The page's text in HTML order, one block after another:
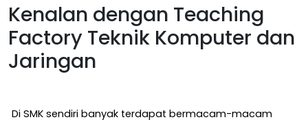
Kenalan dengan Teaching
Factory Teknik Komputer dan
Jaringan
Di SMK sendiri banyak terdapat bermacam-macam